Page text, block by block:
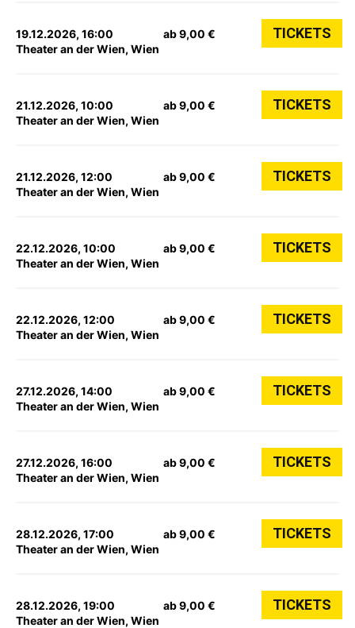
19.12.2026, 16:00
Theater an der Wien, Wien
ab 9,00 € TICKETS
21.12.2026, 10:00
Theater an der Wien, Wien
ab 9,00 € TICKETS
21.12.2026, 12:00
Theater an der Wien, Wien
ab 9,00 € TICKETS
22.12.2026, 10:00
Theater an der Wien, Wien
ab 9,00 € TICKETS
22.12.2026, 12:00
Theater an der Wien, Wien
ab 9,00 € TICKETS
27.12.2026, 14:00
Theater an der Wien, Wien
ab 9,00 € TICKETS
27.12.2026, 16:00
Theater an der Wien, Wien
ab 9,00 € TICKETS
28.12.2026, 17:00
Theater an der Wien, Wien
ab 9,00 € TICKETS
28.12.2026, 19:00
Theater an der Wien, Wien
ab 9,00 € TICKETS